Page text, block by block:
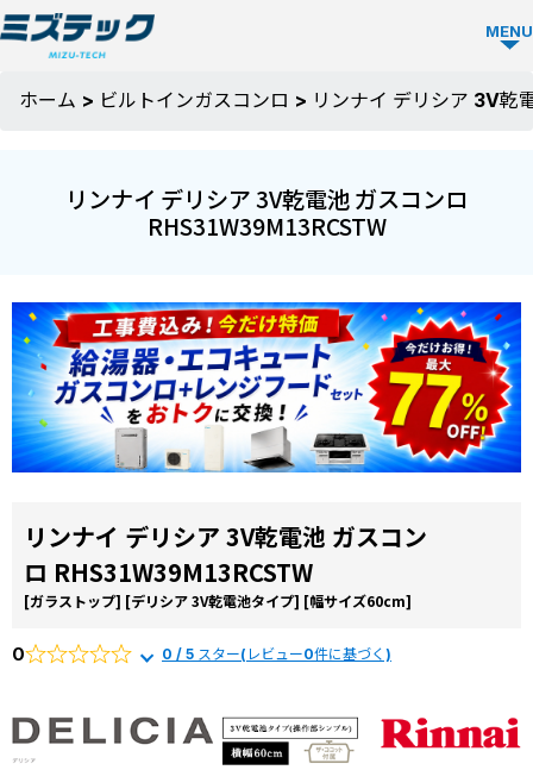
MENU
ビルトイ
ぶ
メーカーか
ら選ぶ
リンナイ
から選ぶ
ら選ぶ
ミズテック
の強み
選ばれる理
由
交換費用
施工事例
お役立ち
コラム
よくある
ホーム > ビルトインガスコンロ > リンナイ デリシア 3V乾
リンナイ デリシア 3V乾電池 ガスコンロ
RHS31W39M13RCSTW
リンナイ デリシア 3V乾電池 ガスコン
ロ RHS31W39M13RCSTW
[ガラストップ] [デリシア 3V乾電池タイプ] [幅サイズ60cm]
0 0 / 5 スター(レビュー0件に基づく)